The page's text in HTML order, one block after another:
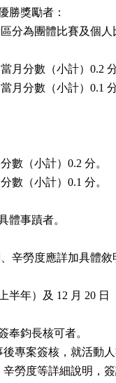
勝獎勵者：
區分為團體比賽及個
當月分數（小計）0.2
當月分數（小計）0.1
數（小計）0.2 分。
數（小計）0.1 分。
體事蹟者。
、辛勞度應詳加具體
上半年）及 12 月 20 日
奉鈞長核可者。
後專案簽核，就活動
辛勞度等詳細說明，